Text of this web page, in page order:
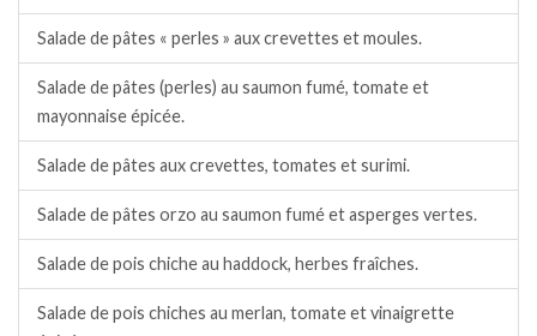
Salade de pâtes « perles » aux crevettes et moules.
Salade de pâtes (perles) au saumon fumé, tomate et
mayonnaise épicée.
Salade de pâtes aux crevettes, tomates et surimi.
Salade de pâtes orzo au saumon fumé et asperges vertes.
Salade de pois chiche au haddock, herbes fraîches.
Salade de pois chiches au merlan, tomate et vinaigrette